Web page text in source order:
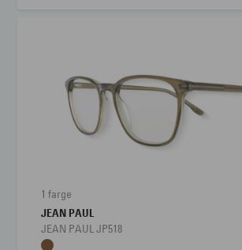
1 farge
JEAN PAUL
JEAN PAUL JP518